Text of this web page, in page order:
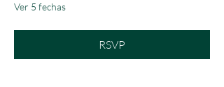
Ver 5 fechas
RSVP